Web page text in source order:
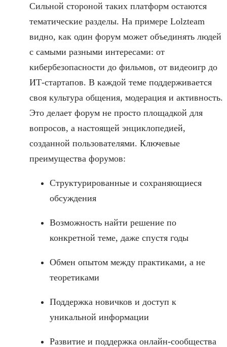
Сильной стороной таких платформ остаются
тематические разделы. На примере Lolzteam
видно, как один форум может объединять людей
с самыми разными интересами: от
кибербезопасности до фильмов, от видеоигр до
ИТ-стартапов. В каждой теме поддерживается
своя культура общения, модерация и активность.
Это делает форум не просто площадкой для
вопросов, а настоящей энциклопедией,
созданной пользователями. Ключевые
преимущества форумов:
Структурированные и сохраняющиеся
обсуждения
Возможность найти решение по
конкретной теме, даже спустя годы
Обмен опытом между практиками, а не
теоретиками
Поддержка новичков и доступ к
уникальной информации
Развитие и поддержка онлайн-сообщества